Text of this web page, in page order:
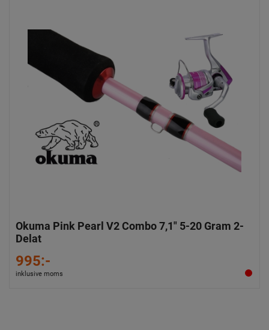
Okuma Pink Pearl V2 Combo 7,1" 5-20 Gram 2-
Delat
995:-
inklusive moms